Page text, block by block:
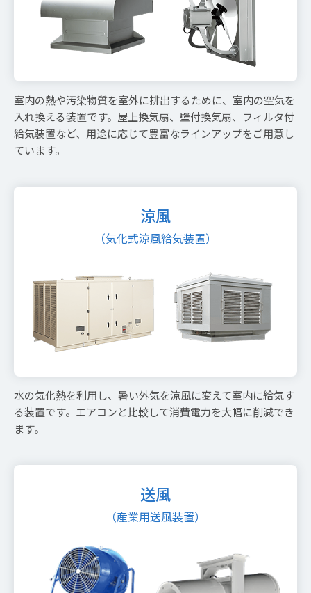
室内の熱や汚染物質を室外に排出するために、室内の空気を
入れ換える装置です。屋上換気扇、壁付換気扇、フィルタ付
給気装置など、用途に応じて豊富なラインアップをご用意し
ています。
涼風
（気化式涼風給気装置）
水の気化熱を利用し、暑い外気を涼風に変えて室内に給気す
る装置です。エアコンと比較して消費電力を大幅に削減でき
ます。
送風
（産業用送風装置）